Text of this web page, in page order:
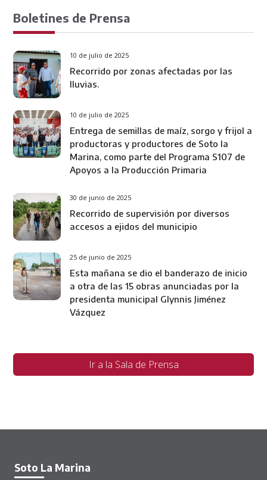
Boletines de Prensa
10 de julio de 2025
Recorrido por zonas afectadas por las
lluvias.
10 de julio de 2025
Entrega de semillas de maíz, sorgo y frijol a
productoras y productores de Soto la
Marina, como parte del Programa S107 de
Apoyos a la Producción Primaria
30 de junio de 2025
Recorrido de supervisión por diversos
accesos a ejidos del municipio
25 de junio de 2025
Esta mañana se dio el banderazo de inicio
a otra de las 15 obras anunciadas por la
presidenta municipal Glynnis Jiménez
Vázquez
Ir a la Sala de Prensa
Soto La Marina